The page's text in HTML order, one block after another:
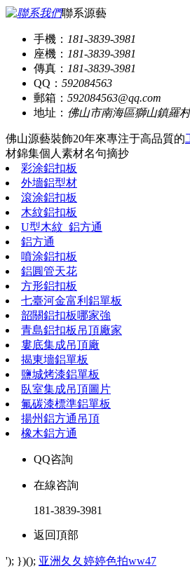
聯系源藝
手機： 181-3839-3981
座機： 181-3839-3981
傳真： 181-3839-3981
QQ： 592084563
郵箱： 592084563@qq.com
地址： 佛山市南海區獅山鎮羅
佛山源藝裝飾20年來專注于高品質的
材錦集個人素材名句摘抄
彩涂鋁扣板
外墻鋁型材
滾涂鋁扣板
木紋鋁扣板
U型木紋_鋁方通
鋁方通
噴涂鋁扣板
鋁圓管天花
方形鋁扣板
七臺河金富利鋁單板
韶關鋁扣板哪家強
青島鋁扣板吊頂廠家
婁底集成吊頂廠
揭東墻鋁單板
鹽城烤漆鋁單板
臥室集成吊頂圖片
氟碳漆標準鋁單板
揚州鋁方通吊頂
橡木鋁方通
QQ咨詢
在線咨詢
181-3839-3981
返回頂部
'); })(); 亚洲夂夂婷婷色拍ww47